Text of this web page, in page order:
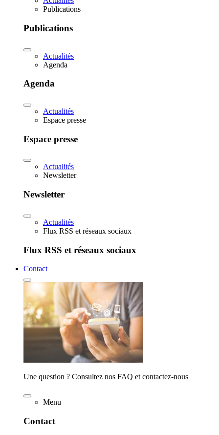
Publications
Publications
Actualités
Agenda
Agenda
Actualités
Espace presse
Espace presse
Actualités
Newsletter
Newsletter
Actualités
Flux RSS et réseaux sociaux
Flux RSS et réseaux sociaux
Contact
Une question ? Consultez nos FAQ et contactez-nous
Menu
Contact